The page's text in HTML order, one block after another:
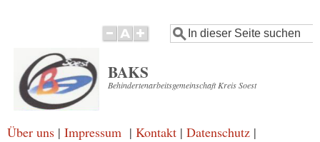
Suche
BAKS
Behindertenarbeitsgemeinschaft Kreis Soest
Über uns | Impressum | Kontakt | Datenschutz |